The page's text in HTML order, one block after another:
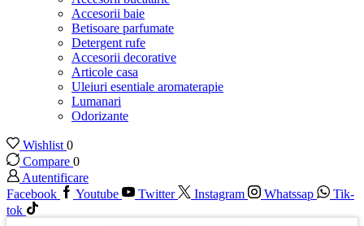
Accesorii baie
Betisoare parfumate
Detergent rufe
Accesorii decorative
Articole casa
Uleiuri esentiale aromaterapie
Lumanari
Odorizante
Wishlist 0
Compare 0
Autentificare
Facebook
Youtube Twitter Instagram Whatssap
Tik-
tok